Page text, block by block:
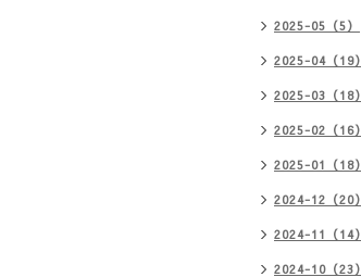
2025-05（5）
2025-04（19）
2025-03（18）
2025-02（16）
2025-01（18）
2024-12（20）
2024-11（14）
2024-10（23）